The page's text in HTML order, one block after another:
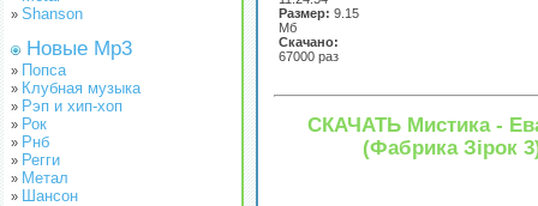
» Shanson
Новые Mp3
» Попса
» Клубная музыка
» Рэп и хип-хоп
» Рок
» Рнб
» Регги
» Метал
» Шансон
Размер: 9.15
Мб
Скачано:
67000 раз
СКАЧАТЬ Мистика -
(Фабрика Зірок